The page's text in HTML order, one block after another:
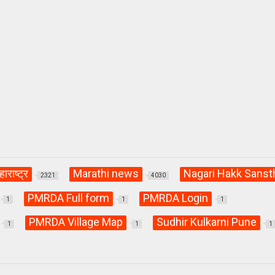
2321 Marathi news 4030 Nagari Hakk
1 PMRDA Full form 1 PMRDA Login 1
1 PMRDA Village Map 1 Sudhir Kulkarni Pune 1